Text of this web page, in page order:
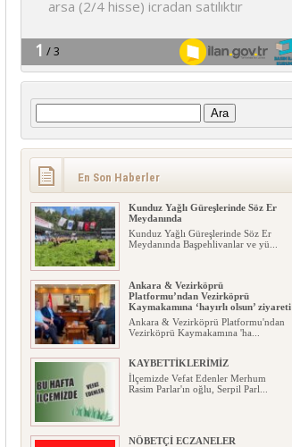
Arama:
En Son Haberler
Kunduz Yağlı Güreşlerinde Söz Er
Meydanında
Kunduz Yağlı Güreşlerinde Söz Er
Meydanında Başpehlivanlar ve yü...
Ankara & Vezirköprü
Platformu’ndan Vezirköprü
Kaymakamına ‘hayırlı olsun’ ziyareti
Ankara & Vezirköprü Platformu'ndan
Vezirköprü Kaymakamına 'ha...
KAYBETTİKLERİMİZ
İlçemizde Vefat Edenler Merhum
Rasim Parlar'ın oğlu, Serpil Parl...
NÖBETÇİ ECZANELER